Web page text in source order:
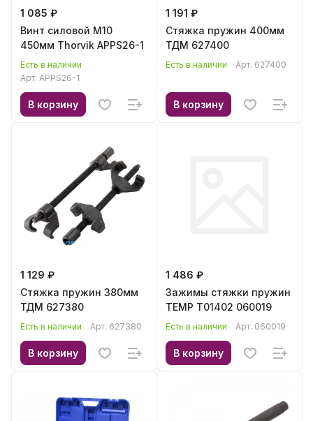
1 085 ₽
Винт силовой М10
450мм Thorvik APPS26-1
Есть в наличии
Арт. APPS26-1
В корзину
1 191 ₽
Стяжка пружин 400мм
ТДМ 627400
Есть в наличии Арт. 627400
В корзину
1 129 ₽
Стяжка пружин 380мм
ТДМ 627380
Есть в наличии Арт. 627380
В корзину
1 486 ₽
Зажимы стяжки пружин
TEMP T01402 060019
Есть в наличии Арт. 060019
В корзину